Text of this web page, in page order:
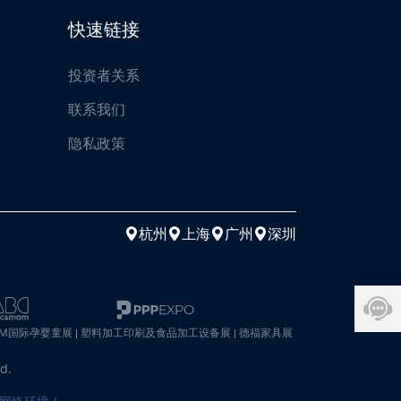
快速链接
投资者关系
联系我们
隐私政策
杭州 上海 广州 深圳
国际孕婴童展 塑料加工印刷及食品加工设备展 德福家具展